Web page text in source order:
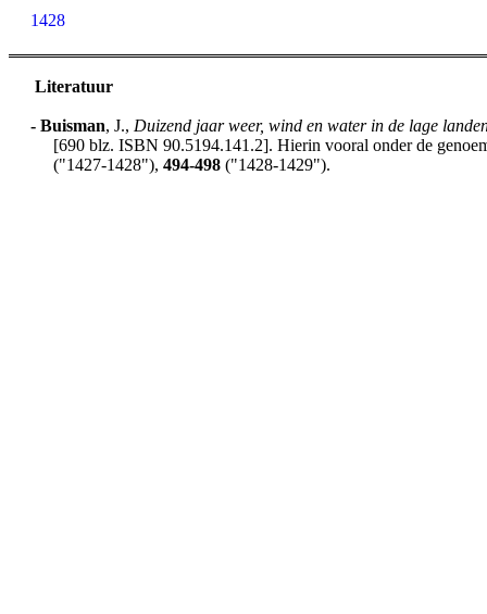
1428
Literatuur
- Buisman, J., Duizend jaar weer, wind en water in de lage
[690 blz. ISBN 90.5194.141.2]. Hierin vooral onder de
("1427-1428"),494-498 ("1428-1429").